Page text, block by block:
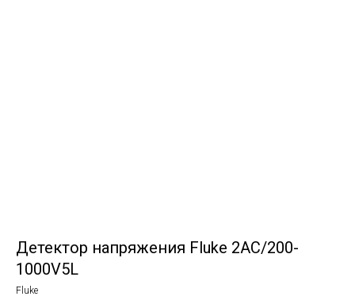
Детектор напряжения Fluke 2AC/200-
1000V5L
Fluke